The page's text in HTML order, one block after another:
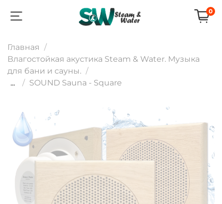
0
Главная
Влагостойкая акустика Steam & Water. Музыка
для бани и сауны.
...
SOUND Sauna - Square